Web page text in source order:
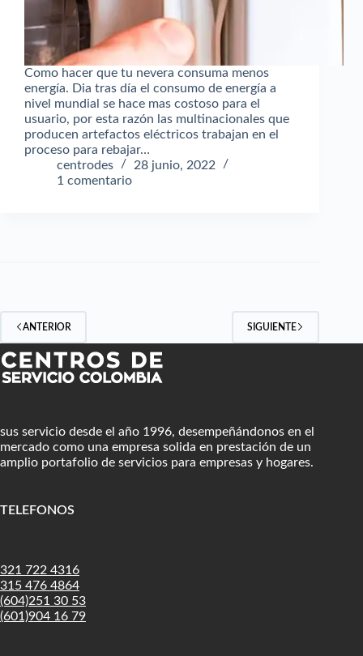
Como hacer que tu nevera consuma menos
energía. Dia tras día el consumo de energía a
nivel mundial se hace mas costoso para el
usuario, por esta razón las multinacionales que
producen artefactos eléctricos trabajan en el
proceso para rebajar…
centrodes
28 junio, 2022
1 comentario
ANTERIOR SIGUIENTE
sus servicio desde el año 1996, desempeñándonos en el
mercado como una empresa solida en prestación de un
amplio portafolio de servicios para empresas y hogares.
TELEFONOS
321 722 4316
315 476 4864
(604)251 30 53
(601)904 16 79